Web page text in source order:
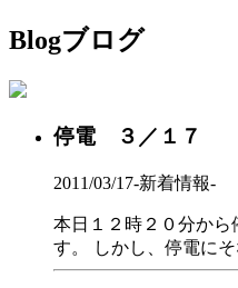
Blogブログ
停電 ３／１７
2011/03/17-新着情報-
本日１２時２０分から
す。 しかし、停電に